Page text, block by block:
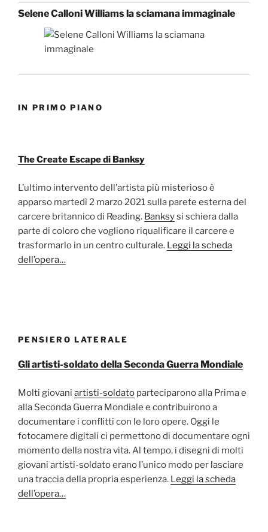
Selene Calloni Williams la sciamana immaginale
IN PRIMO PIANO
The Create Escape di Banksy
L’ultimo intervento dell’artista più misterioso è
apparso martedì 2 marzo 2021 sulla parete esterna del
carcere britannico di Reading. Banksysi schiera dalla
parte di coloro che vogliono riqualificare il carcere e
trasformarlo in un centro culturale. Leggi la scheda
dell’opera…
PENSIERO LATERALE
Gli artisti-soldato della Seconda Guerra Mondiale
Molti giovani artisti-soldato parteciparono alla Prima e
alla Seconda Guerra Mondiale e contribuirono a
documentare i conflitti con le loro opere. Oggi le
fotocamere digitali ci permettono di documentare ogni
momento della nostra vita. Al tempo, i disegni di molti
giovani artisti-soldato erano l’unico modo per lasciare
una traccia della propria esperienza. Leggi la scheda
dell’opera…